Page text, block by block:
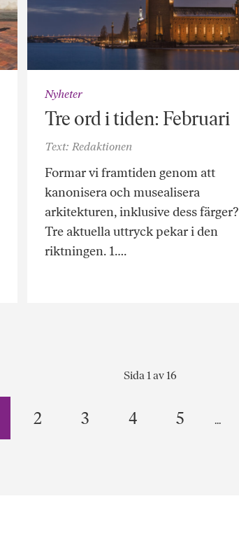
Nyheter
Tre ord i tiden: Februari
Text: Redaktionen
Formar vi framtiden genom att
kanonisera och musealisera
arkitekturen, inklusive dess färger?
Tre aktuella uttryck pekar i den
riktningen. 1….
Sida 1 av 16
2 3 4 5 ...